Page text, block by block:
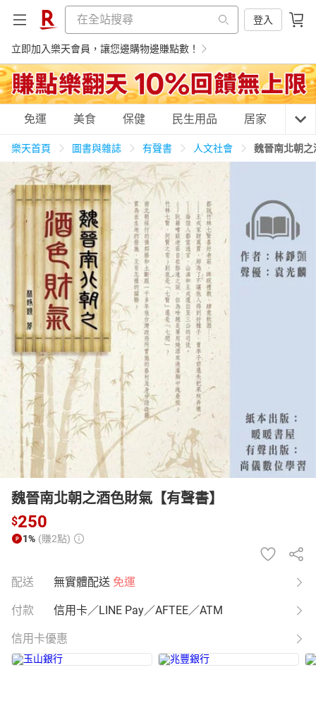
登入
立即加入樂天會員，讓您邊購物邊賺點數！
購物網分類
天天免運 美食蛋糕
居家生活 3C家電 運動休閒 親子玩具
女裝 男裝 化妝保養
日本購物 電子/紙本書
HOT
免運 美食 保健 民生用品 居家 3C
樂天首頁 圖書與雜誌 有聲書 人文社會 魏晉南北朝
魏晉南北朝之酒色財氣【有聲書】
$250
1% (賺2點)
配送 無實體配送 免運
付款 信用卡／LINE Pay／AFTEE／ATM
信用卡優惠